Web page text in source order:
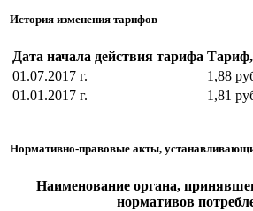
История изменения тарифов
Дата начала действия тарифа
01.07.2017 г.
1,88
01.01.2017 г.
1,81
Нормативно-правовые акты,
Наименование органа,
нормативов